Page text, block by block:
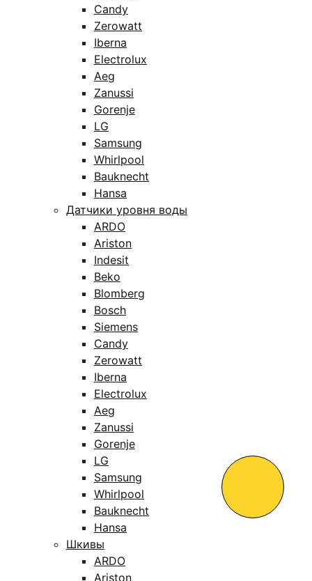
Candy
Zerowatt
Iberna
Electrolux
Aeg
Zanussi
Gorenje
LG
Samsung
Whirlpool
Bauknecht
Hansa
Датчики уровня воды
ARDO
Ariston
Indesit
Beko
Blomberg
Bosch
Siemens
Candy
Zerowatt
Iberna
Electrolux
Aeg
Zanussi
Gorenje
LG
Samsung
Whirlpool
Bauknecht
Hansa
Шкивы
ARDO
Ariston